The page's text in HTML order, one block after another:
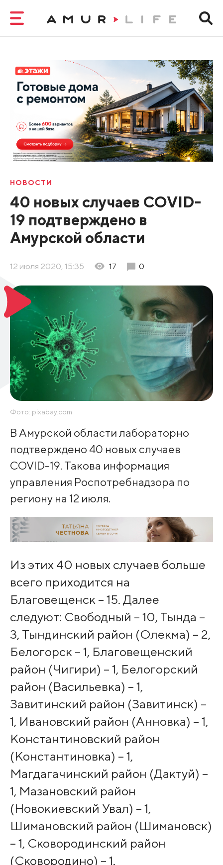
НОВОСТИ
40 новых случаев COVID-
19 подтверждено в
Амурской области
12 июля 2020, 15:35 17 0
Фото: pixabay.com
В Амурской области лабораторно
подтверждено 40 новых случаев
COVID-19. Такова информация
управления Роспотребнадзора по
региону на 12 июля.
Из этих 40 новых случаев больше
всего приходится на
Благовещенск – 15. Далее
следуют: Свободный – 10, Тында –
3, Тындинский район (Олекма) – 2,
Белогорск – 1, Благовещенский
район (Чигири) – 1, Белогорский
район (Васильевка) – 1,
Завитинский район (Завитинск) –
1, Ивановский район (Анновка) – 1,
Константиновский район
(Константиновка) – 1,
Магдагачинский район (Дактуй) –
1, Мазановский район
(Новокиевский Увал) – 1,
Шимановский район (Шимановск)
– 1, Сковородинский район
(Сковородино) – 1.